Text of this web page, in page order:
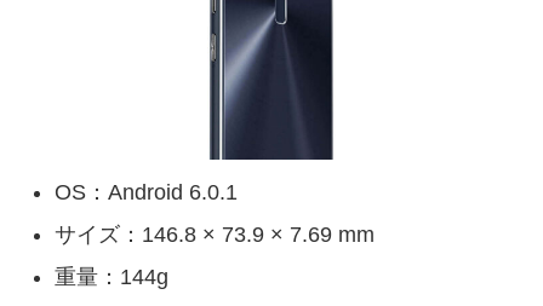
OS：Android 6.0.1
サイズ：146.8 × 73.9 × 7.69 mm
重量：144g